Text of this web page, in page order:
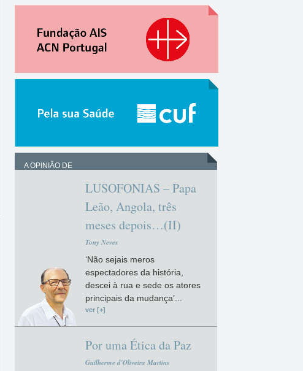
A OPINIÃO DE
LUSOFONIAS – Papa
Leão, Angola, três
meses depois…(II)
Tony Neves
‘Não sejais meros
espectadores da história,
descei à rua e sede os atores
principais da mudança’...
ver [+]
Por uma Ética da Paz
Guilherme d'Oliveira Martins